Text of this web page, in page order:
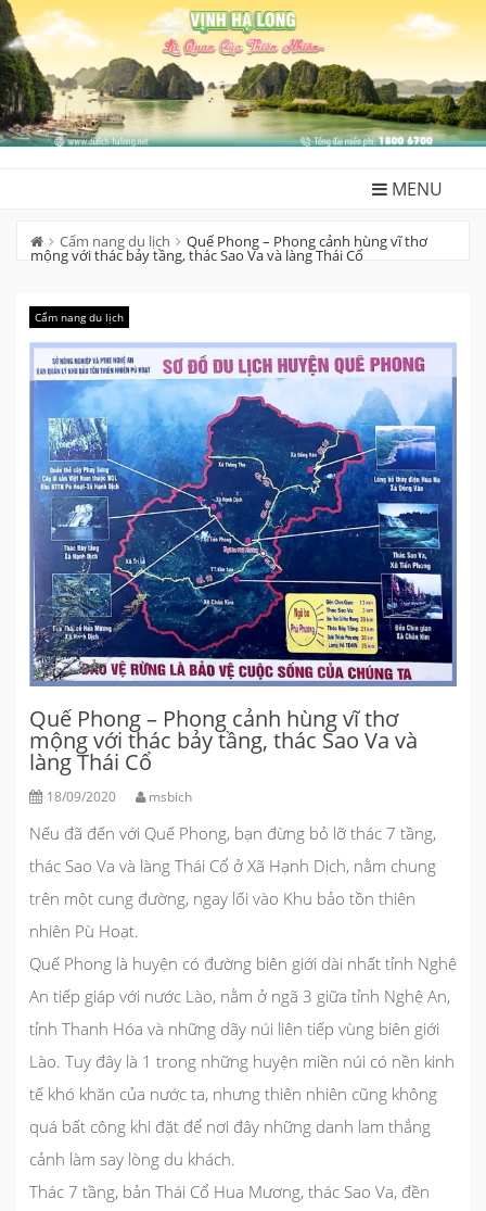
Skip
to
content
MENU
Cẩm nang du lịch Quế Phong – Phong cảnh hùng vĩ thơ
mộng với thác bảy tầng, thác Sao Va và làng Thái Cổ
Cẩm nang du lịch
Quế Phong – Phong cảnh hùng vĩ thơ
mộng với thác bảy tầng, thác Sao Va và
làng Thái Cổ
18/09/2020 msbich
Nếu đã đến với Quế Phong, bạn đừng bỏ lỡ thác 7 tầng,
thác Sao Va và làng Thái Cổ ở Xã Hạnh Dịch, nằm chung
trên một cung đường, ngay lối vào Khu bảo tồn thiên
nhiên Pù Hoạt.
Quế Phong là huyện có đường biên giới dài nhất tỉnh Nghệ
An tiếp giáp với nước Lào, nằm ở ngã 3 giữa tỉnh Nghệ An,
tỉnh Thanh Hóa và những dãy núi liên tiếp vùng biên giới
Lào. Tuy đây là 1 trong những huyện miền núi có nền kinh
tế khó khăn của nước ta, nhưng thiên nhiên cũng không
quá bất công khi đặt để nơi đây những danh lam thắng
cảnh làm say lòng du khách.
Thác 7 tầng, bản Thái Cổ Hua Mương, thác Sao Va, đền